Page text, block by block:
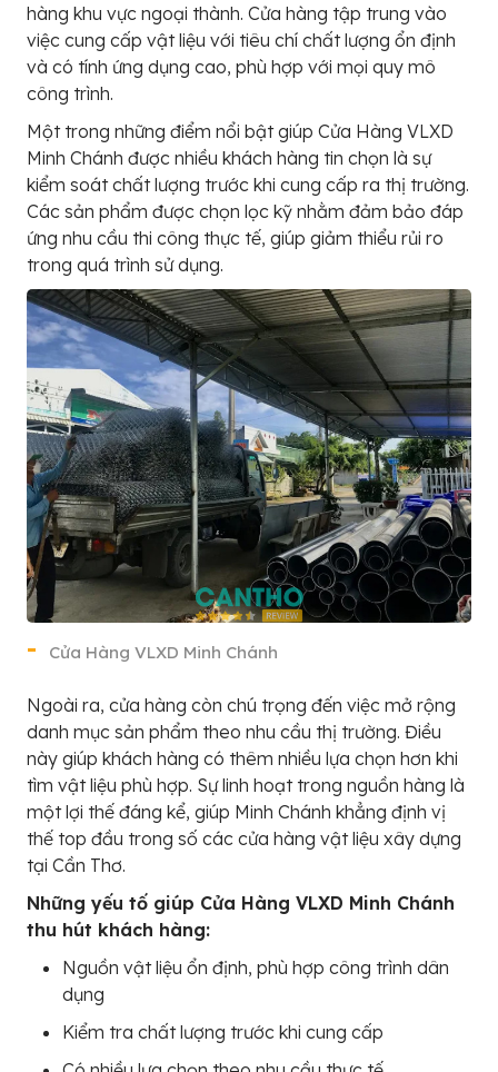
hàng khu vực ngoại thành. Cửa hàng tập trung vào
việc cung cấp vật liệu với tiêu chí chất lượng ổn định
và có tính ứng dụng cao, phù hợp với mọi quy mô
công trình.
Một trong những điểm nổi bật giúp Cửa Hàng VLXD
Minh Chánh được nhiều khách hàng tin chọn là sự
kiểm soát chất lượng trước khi cung cấp ra thị trường.
Các sản phẩm được chọn lọc kỹ nhằm đảm bảo đáp
ứng nhu cầu thi công thực tế, giúp giảm thiểu rủi ro
trong quá trình sử dụng.
Cửa Hàng VLXD Minh Chánh
Ngoài ra, cửa hàng còn chú trọng đến việc mở rộng
danh mục sản phẩm theo nhu cầu thị trường. Điều
này giúp khách hàng có thêm nhiều lựa chọn hơn khi
tìm vật liệu phù hợp. Sự linh hoạt trong nguồn hàng là
một lợi thế đáng kể, giúp Minh Chánh khẳng định vị
thế top đầu trong số các cửa hàng vật liệu xây dựng
tại Cần Thơ.
Những yếu tố giúp Cửa Hàng VLXD Minh Chánh
thu hút khách hàng:
Nguồn vật liệu ổn định, phù hợp công trình dân
dụng
Kiểm tra chất lượng trước khi cung cấp